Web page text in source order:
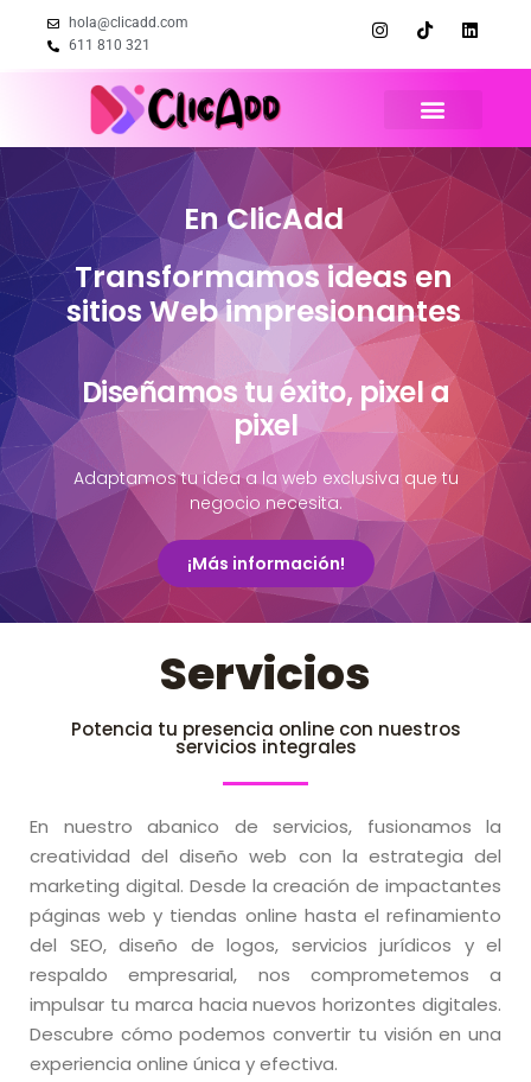
hola@clicadd.com
611 810 321
En ClicAdd
Transformamos ideas en
sitios Web impresionantes
Diseñamos tu éxito, pixel a
pixel
Adaptamos tu idea a la web exclusiva que tu
negocio necesita.
¡Más información!
Servicios
Potencia tu presencia online con nuestros
servicios integrales
En nuestro abanico de servicios, fusionamos la
creatividad del diseño web con la estrategia del
marketing digital. Desde la creación de impactantes
páginas web y tiendas online hasta el refinamiento
del SEO, diseño de logos, servicios jurídicos y el
respaldo empresarial, nos comprometemos a
impulsar tu marca hacia nuevos horizontes digitales.
Descubre cómo podemos convertir tu visión en una
experiencia online única y efectiva.